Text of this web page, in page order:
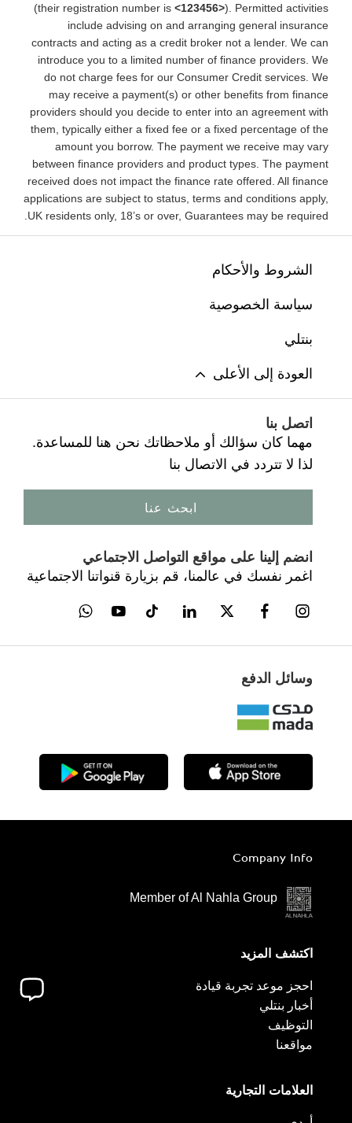
(their registration number is <123456>). Permitted activities
include advising on and arranging general insurance
contracts and acting as a credit broker not a lender. We can
introduce you to a limited number of finance providers. We
do not charge fees for our Consumer Credit services. We
may receive a payment(s) or other benefits from finance
providers should you decide to enter into an agreement with
them, typically either a fixed fee or a fixed percentage of the
amount you borrow. The payment we receive may vary
between finance providers and product types. The payment
received does not impact the finance rate offered. All finance
applications are subject to status, terms and conditions apply,
UK residents only, 18’s or over, Guarantees may be required.
الشروط والأحكام
سياسة الخصوصية
بنتلي
العودة إلى الأعلى
اتصل بنا
مهما كان سؤالك أو ملاحظاتك نحن هنا للمساعدة.
لذا لا تتردد في الاتصال بنا
ابحث عنا
انضم إلينا على مواقع التواصل الاجتماعي
اغمر نفسك في عالمنا، قم بزيارة قنواتنا الاجتماعية
وسائل الدفع
Company Info
Member of Al Nahla Group
اكتشف المزيد
احجز موعد تجربة قيادة
أخبار بنتلي
التوظيف
مواقعنا
العلامات التجارية